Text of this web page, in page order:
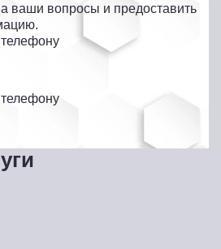
ваши вопросы и предоставить